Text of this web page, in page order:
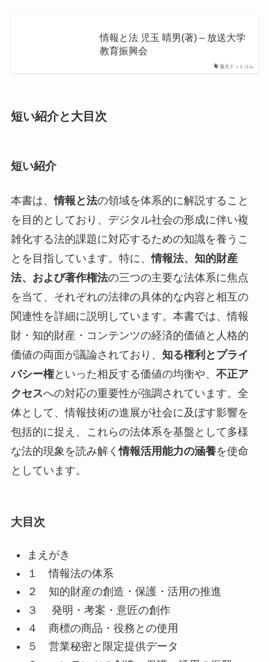
版元ドットコム
情報と法 児玉 晴男(著) – 放送大学
教育振興会
短い紹介と大目次
短い紹介
本書は、情報と法の領域を体系的に解説すること
を目的としており、デジタル社会の形成に伴い複
雑化する法的課題に対応するための知識を養うこ
とを目指しています。特に、情報法、知的財産
法、および著作権法の三つの主要な法体系に焦点
を当て、それぞれの法律の具体的な内容と相互の
関連性を詳細に説明しています。本書では、情報
財・知的財産・コンテンツの経済的価値と人格的
価値の両面が議論されており、 知る権利とプライ
バシー権といった相反する価値の均衡や、 不正ア
クセスへの対応の重要性が強調されています。全
体として、情報技術の進展が社会に及ぼす影響を
包括的に捉え、これらの法体系を基盤として多様
な法的現象を読み解く情報活用能力の涵養を使命
としています。
大目次
まえがき
１ 情報法の体系
２ 知的財産の創造・保護・活用の推進
３ 発明・考案・意匠の創作
４ 商標の商品・役務との使用
５ 営業秘密と限定提供データ